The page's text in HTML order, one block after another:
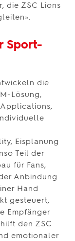
die ZSC Lions
Sport-
die
Lösung,
Eisplanung
Teil der
für Fans,
Anbindung
Hand
gesteuert,
Empfänger
den ZSC
emotionaler